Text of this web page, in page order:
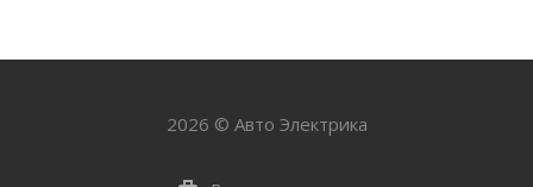
2026 © Авто Электрика